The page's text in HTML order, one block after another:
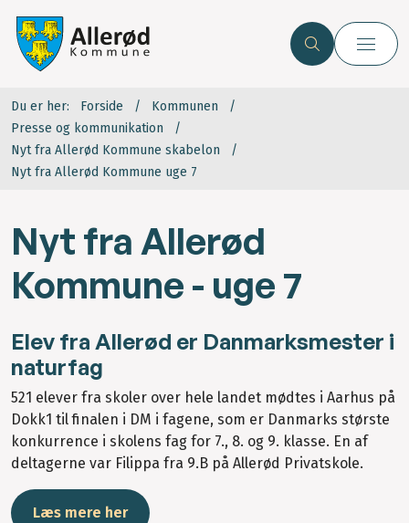
Du er her: Forside
Kommunen
Presse og kommunikation
Nyt fra Allerød Kommune skabelon
Nyt fra Allerød Kommune uge 7
Nyt fra Allerød
Kommune - uge 7
Elev fra Allerød er Danmarksmester i
naturfag
521 elever fra skoler over hele landet mødtes i Aarhus på
Dokk1 til finalen i DM i fagene, som er Danmarks største
konkurrence i skolens fag for 7., 8. og 9. klasse. En af
deltagerne var Filippa fra 9.B på Allerød Privatskole.
Læs mere her